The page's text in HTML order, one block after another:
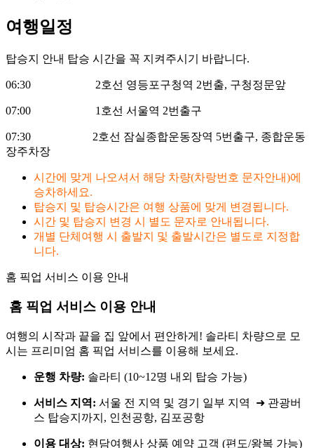
여행일정
탑승지 안내 탑승 시간을 꼭 지켜주시기 바랍니다.
06:30 2호선 영등포구청역 2번출, 구청정문앞
07:00 1호선 서울역 2번출구
07:30 2호선 잠실종합운동장역 5번출구, 종합운동
장주차장
시간에 맞게 나오셔서 해당 차량(차랑번호 문자안내)에
승차하세요.
탑승지 및 탑승시간은 여행 상품에 맞게 변경됩니다.
시간 및 탑승지 변경 시 별도 문자로 안내됩니다.
개별 단체여행 시 출발지 및 출발시간은 별도로 지정합
니다.
홈 픽업 서비스 이용 안내
홈 픽업 서비스 이용 안내
여행의 시작과 끝을 집 앞에서 편안하게! 솔라티 차량으로 모
시는 프리미엄 홈 픽업 서비스를 이용해 보세요.
운행 차량: 솔라티 (10~12명 내외 탑승 가능)
서비스 지역: 서울 전 지역 및 경기 일부 지역 ➜ 관광버
스 탑승지까지, 인천공항, 김포공항
이용 대상: 현담여행사 상품 예약 고객 (편도/왕복 가능)